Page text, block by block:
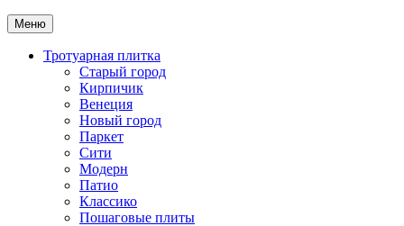
Меню
Тротуарная плитка
Старый город
Кирпичик
Венеция
Новый город
Паркет
Сити
Модерн
Патио
Классико
Пошаговые плиты